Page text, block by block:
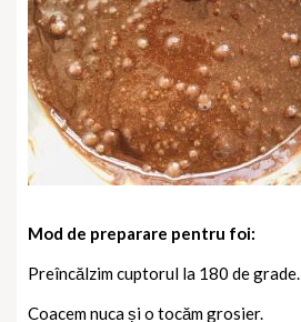
Mod de preparare pentru foi:
Preîncălzim cuptorul la 180 de grade.
Coacem nuca și o tocăm grosier.